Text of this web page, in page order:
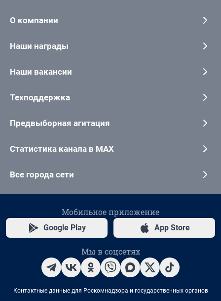
О компании
Наши награды
Наши вакансии
Техподдержка
Предвыборная агитация
Статистика канала в MAX
Все города сети
Мобильное приложение
Google Play App Store
Мы в соцсетях
Контактные данные для Роскомнадзора и государственных органов